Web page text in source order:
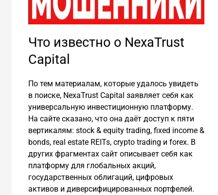
Что известно о NexaTrust
Capital
По тем материалам, которые удалось увидеть
в поиске, NexaTrust Capital заявляет себя как
универсальную инвестиционную платформу.
На сайте сказано, что она даёт доступ к пяти
вертикалям: stock & equity trading, fixed income &
bonds, real estate REITs, crypto trading и forex. В
других фрагментах сайт описывает себя как
платформу для глобальных акций,
государственных облигаций, цифровых
активов и диверсифицированных портфелей.